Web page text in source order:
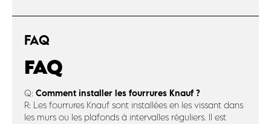
FAQ
FAQ
Q: Comment installer les fourrures Knauf ?
R: Les fourrures Knauf sont installées en les vissant dans
les murs ou les plafonds à intervalles réguliers. Il est